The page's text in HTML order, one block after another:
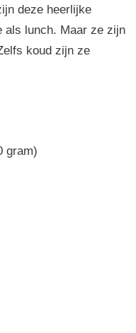
deze heerlijke
als lunch. Maar ze zijn
koud zijn ze
gram)